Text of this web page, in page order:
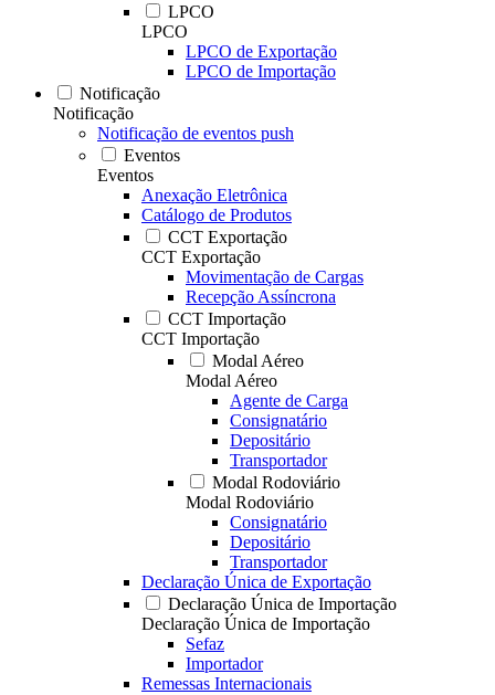
LPCO
LPCO
LPCO de Exportação
LPCO de Importação
Notificação
Notificação
Notificação de eventos push
Eventos
Eventos
Anexação Eletrônica
Catálogo de Produtos
CCT Exportação
CCT Exportação
Movimentação de Cargas
Recepção Assíncrona
CCT Importação
CCT Importação
Modal Aéreo
Modal Aéreo
Agente de Carga
Consignatário
Depositário
Transportador
Modal Rodoviário
Modal Rodoviário
Consignatário
Depositário
Transportador
Declaração Única de Exportação
Declaração Única de Importação
Declaração Única de Importação
Sefaz
Importador
Remessas Internacionais